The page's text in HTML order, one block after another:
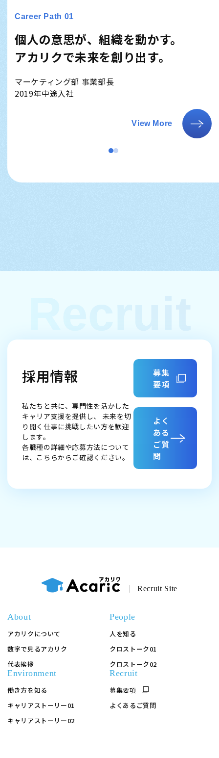
Career Path 01
個人の意思が、組織を動かす。
アカリクで未来を創り出す。
マーケティング部 事業部長
2019年中途入社
View More
it
採用情報
私たちと共に、専門性を活かした
キャリア支援を提供し、 未来を切
り開く仕事に挑戦したい方を歓迎
します。
各職種の詳細や応募方法について
は、こちらからご確認ください。
募集
要項
よく
ある
ご質
問
Recruit Site
About
アカリクについて
数字で見るアカリク
代表挨拶
People
人を知る
クロストーク01
クロストーク02
Environment
働き方を知る
キャリアストーリー01
キャリアストーリー02
Recruit
募集要項
よくあるご質問